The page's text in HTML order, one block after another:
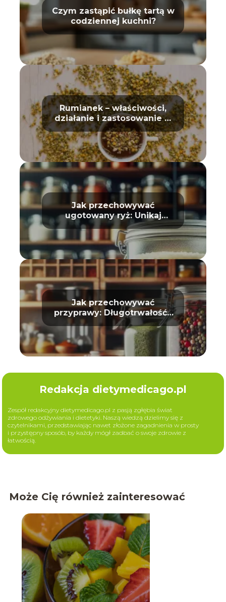
Czym zastąpić bułkę tartą w
codziennej kuchni?
Rumianek – właściwości,
działanie i zastosowanie w
domu oraz kosmetyce
Jak przechowywać
ugotowany ryż: Unikaj
zepsucia
Jak przechowywać
przyprawy: Długotrwałość i
aromat
Redakcja dietymedicago.pl
Zespół redakcyjny dietymedicago.pl z pasją zgłębia świat
zdrowego odżywiania i dietetyki. Naszą wiedzą dzielimy się z
czytelnikami, przedstawiając nawet złożone zagadnienia w prosty
i przystępny sposób, by każdy mógł zadbać o swoje zdrowie z
łatwością.
Może Cię również zainteresować